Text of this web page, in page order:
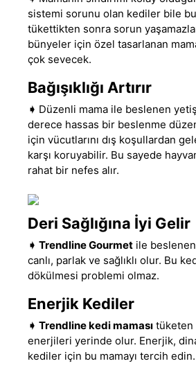
sistemi sorunu olan kediler bile bu
tükettikten sonra sorun
bünyeler için özel tasarlanan
çok sevecek.
Bağışıklığı Artırır
➧ Düzenli mama ile beslenen
derece hassas bir beslenme
için vücutlarını dış koşullardan
karşı koruyabilir. Bu sayede
rahat bir nefes alır.
Deri Sağlığına İyi Gelir
➧ Trendline Gourmet ile
canlı, parlak ve sağlıklı olur. Bu
dökülmesi problemi olmaz.
Enerjik Kediler
➧ Trendline kedi maması tüketen
enerjileri yerinde olur. Enerjik,
kediler için bu mamayı tercih edin.